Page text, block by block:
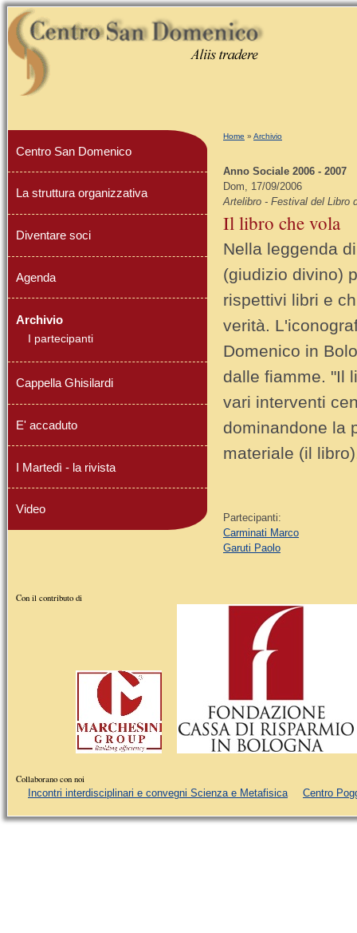
Tu sei qui
Home » Archivio
Anno Sociale 2006 - 2007
Dom, 17/09/2006
Artelibro - Festival del Libro
Il libro che vola
Nella leggenda
(giudizio divino)
rispettivi libri e
verità.
Domenico in
dalle fiamme. "Il
vari interventi
dominandone la
materiale (il
Partecipanti:
Carminati Marco
Garuti Paolo
Centro San Domenico
La struttura organizzativa
Diventare soci
Agenda
Archivio
I partecipanti
Cappella Ghisilardi
E' accaduto
I Martedì - la rivista
Video
Con il contributo di
Collaborano con noi
Incontri interdisciplinari e convegni Scienza e Metafisica Centro